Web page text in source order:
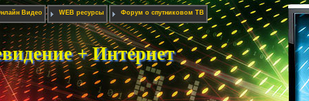
Видео WEB ресурсы Форум о спутниковом ТВ
+ Интернет